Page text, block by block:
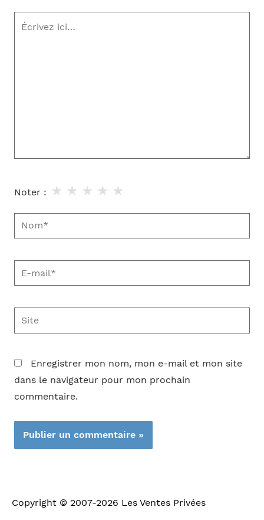
Écrivez
Noter : ★
★
★
★
★
Nom*
E-
mail*
Site
Enregistrer mon nom, mon e-mail et mon site
dans le navigateur pour mon prochain
commentaire.
Copyright © 2007-2026 Les Ventes Privées